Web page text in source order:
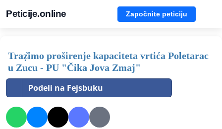
Peticije.online Započnite peticiju
Traẓ̌imo proširenje kapaciteta vrtića Poletarac
u Zucu - PU "Čika Jova Zmaj"
Podeli na Fejsbuku